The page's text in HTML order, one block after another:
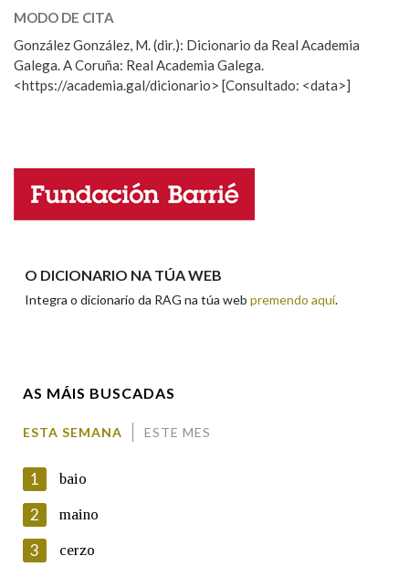
LIMPAR
ESCOLLE UNHA OPCIÓN:
Observación Hai un erro na palabra
Propoño mellorar a definición
Nome
En cumprimento da normativa vixente en materia de
MODO DE CITA
González González, M. (dir.): Dicionario da Real Academia
Galega. A Coruña: Real Academia Galega.
<https://academia.gal/dicionario> [Consultado: <data>]
O DICIONARIO NA TÚA WEB
Integra o dicionario da RAG na túa web premendo aquí.
AS MÁIS BUSCADAS
ESTA SEMANA ESTE MES
1 baio
2 maino
3 cerzo